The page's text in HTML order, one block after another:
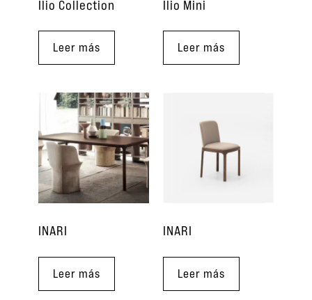
Ilio Collection
Leer más
Ilio Mini
Leer más
INARI
Leer más
INARI
Leer más